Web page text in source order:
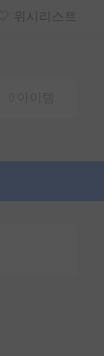
위시리스트